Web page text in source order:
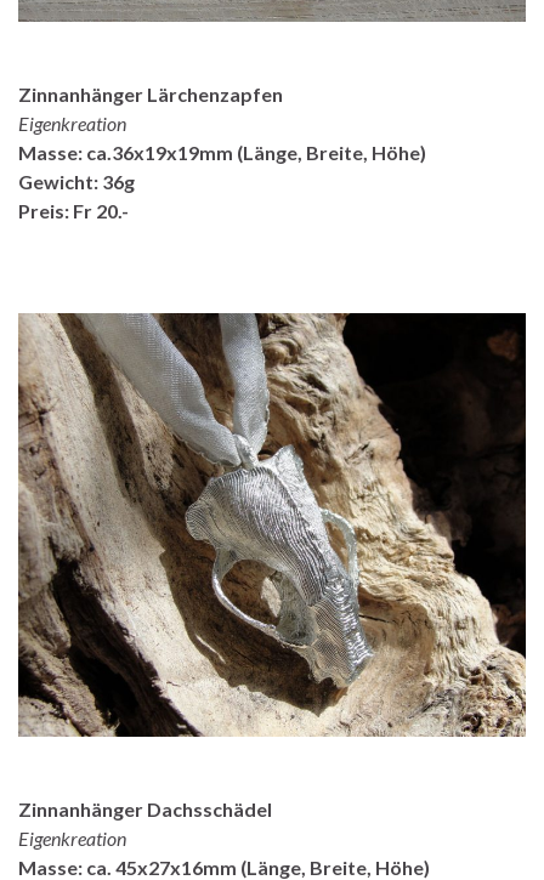
Zinnanhänger Lärchenzapfen
Eigenkreation
Masse: ca.36x19x19mm (Länge, Breite, Höhe)
Gewicht: 36g
Preis: Fr 20.-
Zinnanhänger Dachsschädel
Eigenkreation
Masse: ca. 45x27x16mm (Länge, Breite, Höhe)